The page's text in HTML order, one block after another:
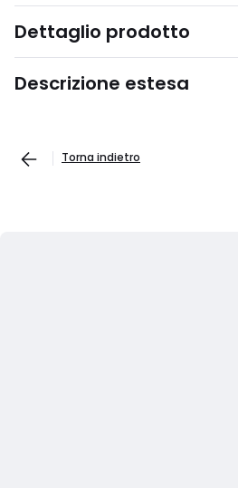
Dettaglio prodotto
Descrizione estesa
Torna indietro